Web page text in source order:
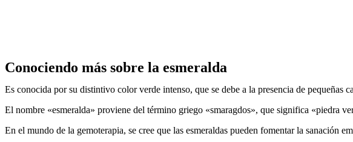
Conociendo más sobre la esmeralda
Es conocida por su distintivo color verde intenso, que se debe a la presencia de pequeñas
El nombre «esmeralda» proviene del término griego «smaragdos», que significa «piedra
En el mundo de la gemoterapia, se cree que las esmeraldas pueden fomentar la sanación